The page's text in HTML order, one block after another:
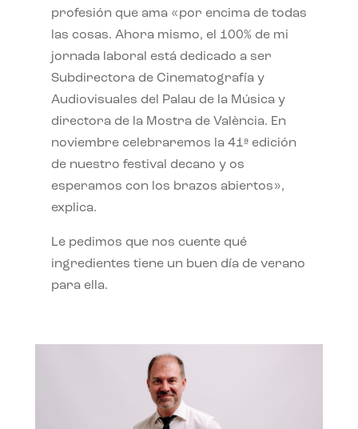
profesión que ama «por encima de todas
las cosas. Ahora mismo, el 100% de mi
jornada laboral está dedicado a ser
Subdirectora de Cinematografía y
Audiovisuales del Palau de la Música y
directora de la Mostra de València. En
noviembre celebraremos la 41ª edición
de nuestro festival decano y os
esperamos con los brazos abiertos»,
explica.
Le pedimos que nos cuente qué
ingredientes tiene un buen día de verano
para ella.